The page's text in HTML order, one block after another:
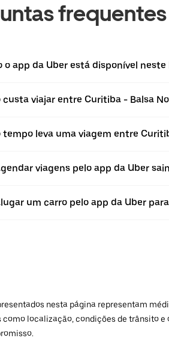
frequentes
o app da Uber está disponível
custa viajar entre Curitiba - Balsa
tempo leva uma viagem entre
viagens pelo app da Uber
um carro pelo app da Uber
nesta página representam
localização, condições de trânsito e